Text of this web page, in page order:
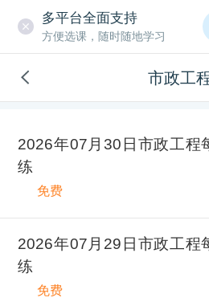
多平台全面支持
方便选课，随时随地学习
市政工
2026年07月30日市政工程
练
免费
2026年07月29日市政工程
练
免费